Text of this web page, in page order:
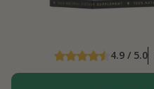
4.9 / 5.0